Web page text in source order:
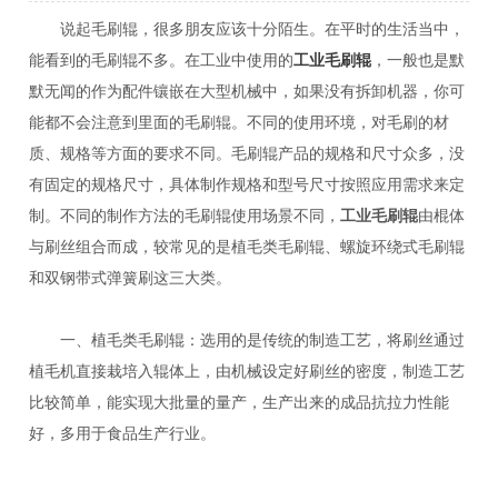
说起毛刷辊，很多朋友应该十分陌生。在平时的生活当中，
能看到的毛刷辊不多。在工业中使用的工业毛刷辊 ，一般也是默
默无闻的作为配件镶嵌在大型机械中，如果没有拆卸机器，你可
能都不会注意到里面的毛刷辊。不同的使用环境，对毛刷的材
质、规格等方面的要求不同。毛刷辊产品的规格和尺寸众多，没
有固定的规格尺寸，具体制作规格和型号尺寸按照应用需求来定
制。不同的制作方法的毛刷辊使用场景不同，工业毛刷辊由棍体
与刷丝组合而成，较常见的是植毛类毛刷辊、螺旋环绕式毛刷辊
和双钢带式弹簧刷这三大类。
一、植毛类毛刷辊：选用的是传统的制造工艺，将刷丝通过
植毛机直接栽培入辊体上，由机械设定好刷丝的密度，制造工艺
比较简单，能实现大批量的量产，生产出来的成品抗拉力性能
好，多用于食品生产行业。